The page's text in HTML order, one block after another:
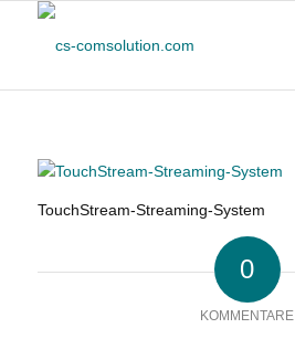
TouchStream-Streaming-System
0
KOMMENTARE